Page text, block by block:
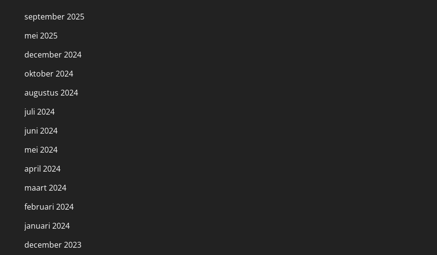
september 2025
mei 2025
december 2024
oktober 2024
augustus 2024
juli 2024
juni 2024
mei 2024
april 2024
maart 2024
februari 2024
januari 2024
december 2023